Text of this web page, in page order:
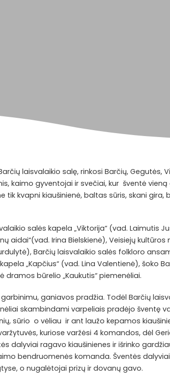
laisvalaikio salę, rinkosi Barčių, Gegutės,
kaimo gyventojai ir svečiai, kur šventė
tik kvapni kiaušinienė, baltas sūris, skani gira,
salės kapela „Viktorija“ (vad. Laimutis
aidai“(vad. Irina Bielskienė), Veisiejų kultūros
Barčių laisvalaikio salės folkloro
„Kapčius“ (vad. Lina Valentienė), šoko
dramos būrelio „Kaukutis“ piemenėliai.
ganiavos pradžia. Todėl Barčių
skambindami varpeliais pradėjo šventę
sūrio o vėliau ir ant laužo kepamos
kuriose varžėsi 4 komandos, dėl
dalyviai ragavo kiaušinienes ir išrinko
bendruomenės komanda. Šventės
o nugalėtojai prizų ir dovanų gavo.